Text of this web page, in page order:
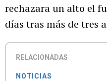
rechazara un alto el
días tras más de tres
RELACIONADAS
NOTICIAS